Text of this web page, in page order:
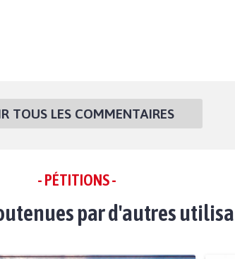
TOUS LES COMMENTAIRES
- PÉTITIONS -
par d'autres